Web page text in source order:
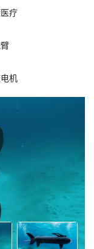
疗
机